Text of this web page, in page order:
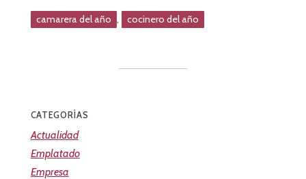
camarera del año , cocinero del año
CATEGORÍAS
Actualidad
Emplatado
Empresa